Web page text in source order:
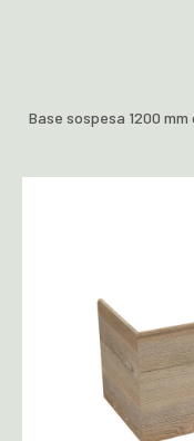
Base sospesa 1200